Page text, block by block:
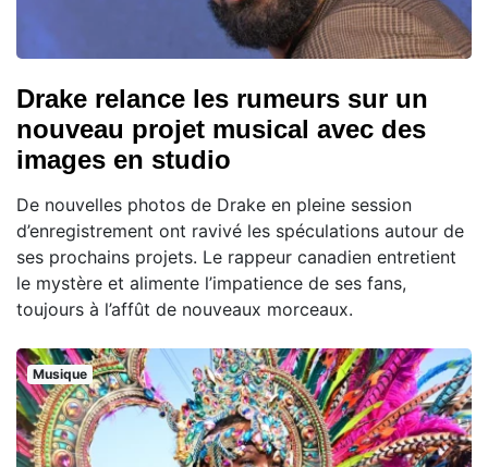
Drake relance les rumeurs sur un
nouveau projet musical avec des
images en studio
De nouvelles photos de Drake en pleine session
d’enregistrement ont ravivé les spéculations autour de
ses prochains projets. Le rappeur canadien entretient
le mystère et alimente l’impatience de ses fans,
toujours à l’affût de nouveaux morceaux.
Musique